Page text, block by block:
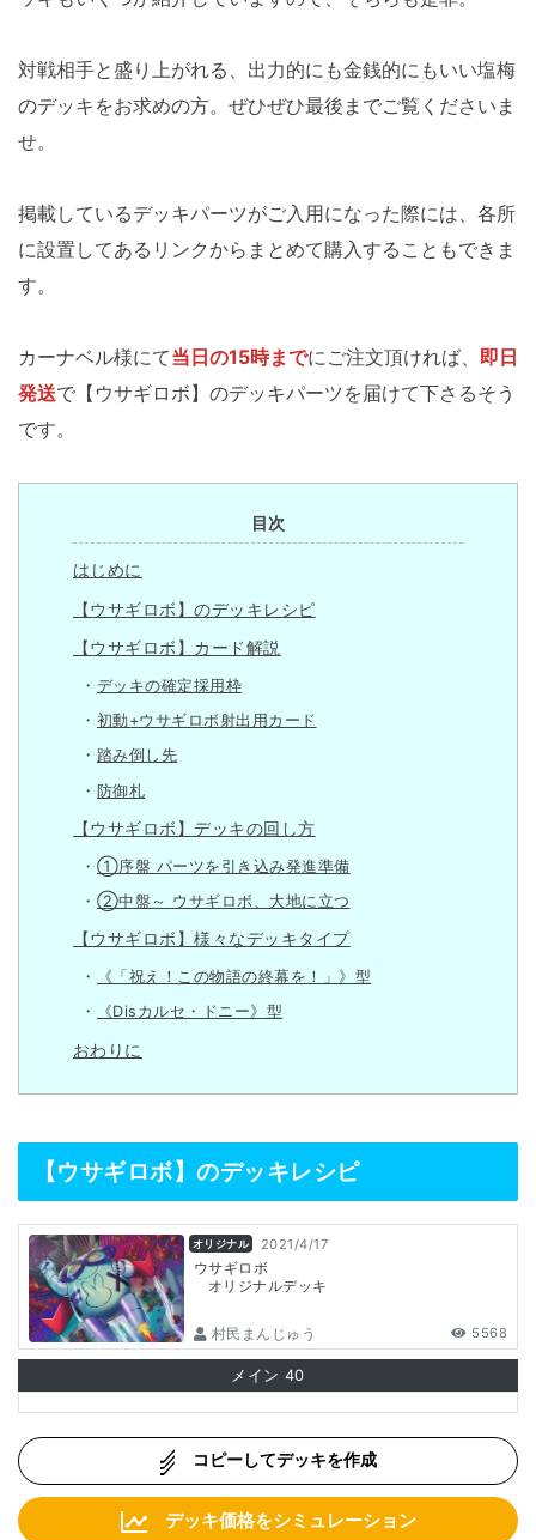
対戦相手と盛り上がれる、出力的にも金銭的にもいい塩梅
のデッキをお求めの方。ぜひぜひ最後までご覧くださいま
せ。
掲載しているデッキパーツがご入用になった際には、各所
に設置してあるリンクからまとめて購入することもできま
す。
カーナベル様にて当日の15時までにご注文頂ければ、 即日
発送で【ウサギロボ】のデッキパーツを届けて下さるそう
です。
目次
はじめに
【ウサギロボ】のデッキレシピ
【ウサギロボ】カード解説
デッキの確定採用枠
初動+ウサギロボ射出用カード
踏み倒し先
防御札
【ウサギロボ】デッキの回し方
①序盤 パーツを引き込み発進準備
②中盤～ ウサギロボ、大地に立つ
【ウサギロボ】様々なデッキタイプ
《「祝え！この物語の終幕を！」》型
《Disカルセ・ドニー》型
おわりに
【ウサギロボ】のデッキレシピ
オリジナル 2021/4/17
ウサギロボ
オリジナルデッキ
村民まんじゅう 5568
メイン 40
コピーしてデッキを作成
デッキ価格をシミュレーション